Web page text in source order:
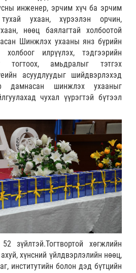
инженер, эрчим хүч ба эрчим
ухаан, хүрээлэн орчин,
нөөц баялагтай холбоотой
Шинжлэх ухааны янз бүрийн
илрүүлэх, тэдгээрийн
тогтоох, амьдралыг тэтгэх
асуудлуудыг шийдвэрлэхэд
дамнасан шинжлэх ухааныг
чухал үүрэгтэй бүтээл
зүйлтэй.Тогтвортой хөгжлийн
хүнсний үйлдвэрлэлийн нөөц,
институтийн болон дэд бүтцийн